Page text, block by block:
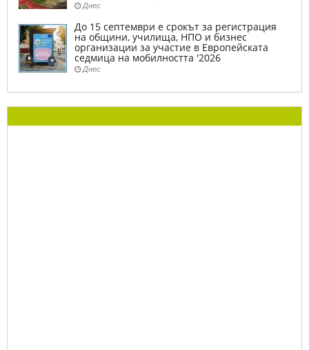
Днес
До 15 септември е срокът за регистрация
на общини, училища, НПО и бизнес
организации за участие в Европейската
седмица на мобилността '2026
Днес